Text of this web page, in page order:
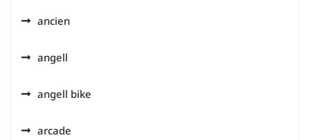
ancien
angell
angell bike
arcade